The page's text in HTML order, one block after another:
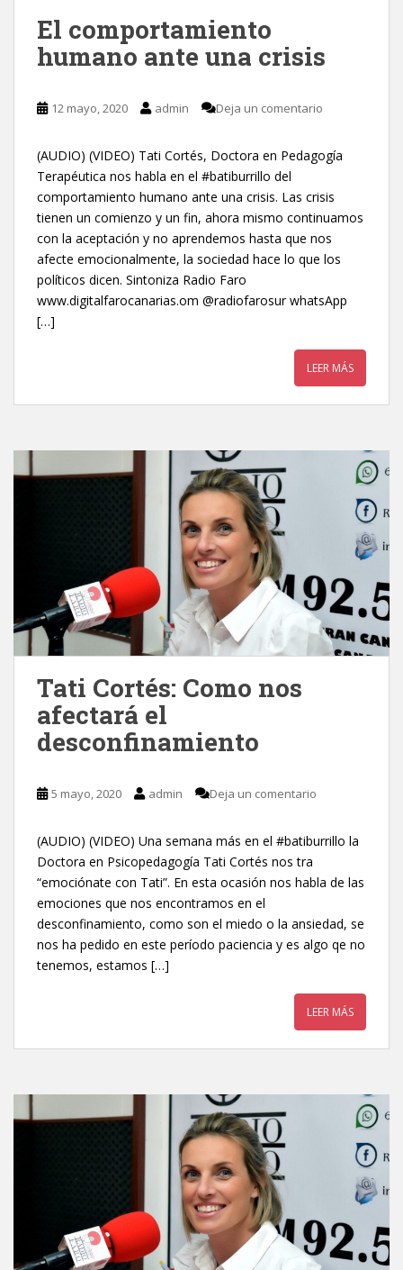
El comportamiento
humano ante una crisis
12 mayo, 2020 admin Deja un comentario
(AUDIO) (VIDEO) Tati Cortés, Doctora en Pedagogía
Terapéutica nos habla en el #batiburrillo del
comportamiento humano ante una crisis. Las crisis
tienen un comienzo y un fin, ahora mismo continuamos
con la aceptación y no aprendemos hasta que nos
afecte emocionalmente, la sociedad hace lo que los
políticos dicen. Sintoniza Radio Faro
www.digitalfarocanarias.om @radiofarosur whatsApp
[…]
LEER MÁS
Tati Cortés: Como nos
afectará el
desconfinamiento
5 mayo, 2020 admin Deja un comentario
(AUDIO) (VIDEO) Una semana más en el #batiburrillo la
Doctora en Psicopedagogía Tati Cortés nos tra
“emociónate con Tati”. En esta ocasión nos habla de las
emociones que nos encontramos en el
desconfinamiento, como son el miedo o la ansiedad, se
nos ha pedido en este período paciencia y es algo qe no
tenemos, estamos […]
LEER MÁS